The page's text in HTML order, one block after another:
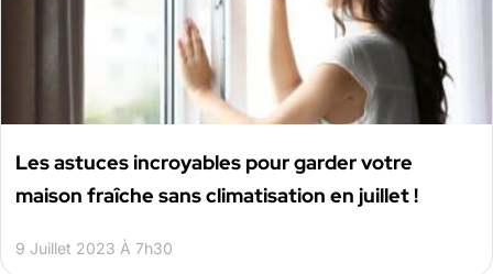
Les astuces incroyables pour garder votre
maison fraîche sans climatisation en juillet !
9 Juillet 2023 À 7h30